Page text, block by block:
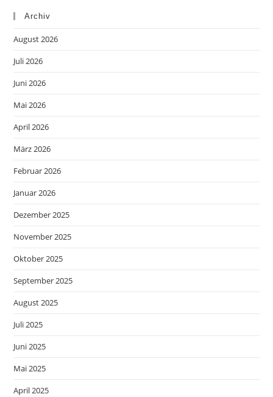
Archiv
August 2026
Juli 2026
Juni 2026
Mai 2026
April 2026
März 2026
Februar 2026
Januar 2026
Dezember 2025
November 2025
Oktober 2025
September 2025
August 2025
Juli 2025
Juni 2025
Mai 2025
April 2025